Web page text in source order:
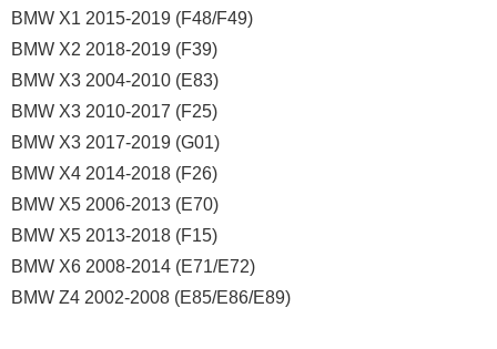
BMW X1 2015-2019 (F48/F49)
BMW X2 2018-2019 (F39)
BMW X3 2004-2010 (E83)
BMW X3 2010-2017 (F25)
BMW X3 2017-2019 (G01)
BMW X4 2014-2018 (F26)
BMW X5 2006-2013 (E70)
BMW X5 2013-2018 (F15)
BMW X6 2008-2014 (E71/E72)
BMW Z4 2002-2008 (E85/E86/E89)